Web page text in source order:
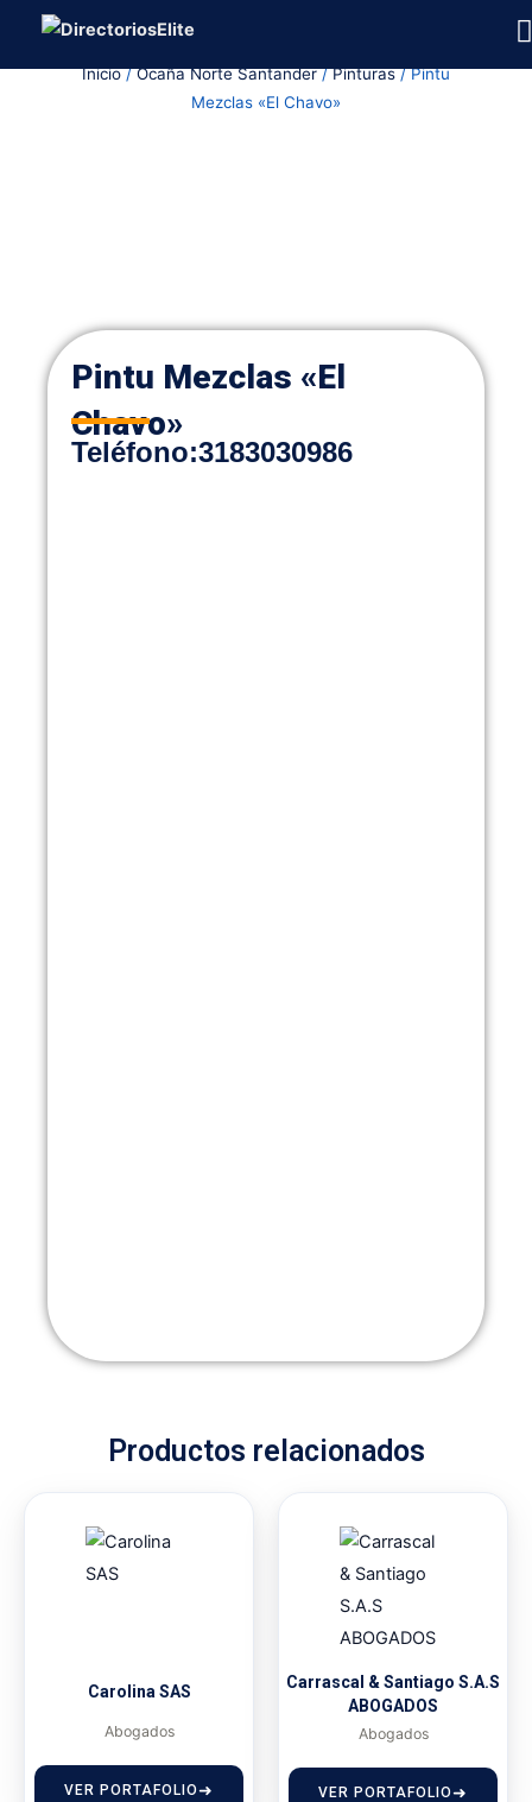
Inicio/Ocaña Norte Santander/Pinturas/ Pintu
Mezclas «El Chavo»
Pintu Mezclas «El
Chavo»
Teléfono:3183030986
Productos relacionados
Carolina SAS
Abogados
VER PORTAFOLIO
Carrascal & Santiago S.A.S
ABOGADOS
Abogados
VER PORTAFOLIO